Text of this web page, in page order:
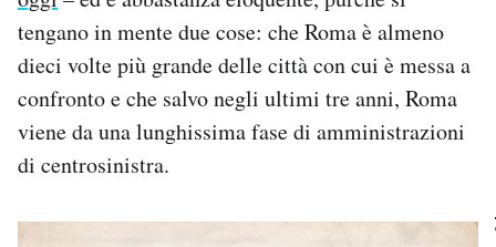
Esci
tengano in mente due cose: che Roma è almeno
dieci volte più grande delle città con cui è messa a
confronto e che salvo negli ultimi tre anni, Roma
viene da una lunghissima fase di amministrazioni
di centrosinistra.